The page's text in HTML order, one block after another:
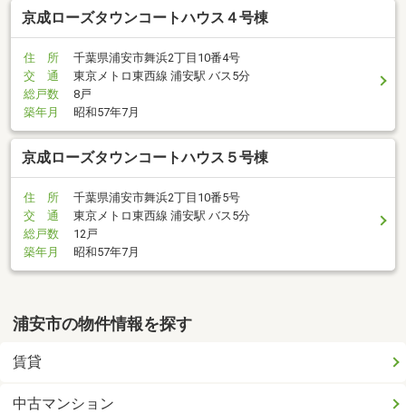
京成ローズタウンコートハウス４号棟
住 所
千葉県浦安市舞浜2丁目10番4号
交 通
東京メトロ東西線 浦安駅 バス5分
総戸数
8戸
築年月
昭和57年7月
京成ローズタウンコートハウス５号棟
住 所
千葉県浦安市舞浜2丁目10番5号
交 通
東京メトロ東西線 浦安駅 バス5分
総戸数
12戸
築年月
昭和57年7月
浦安市の物件情報を探す
賃貸
中古マンション